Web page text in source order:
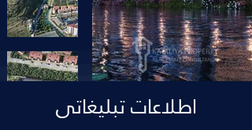
اطلاعات تبلیغاتی